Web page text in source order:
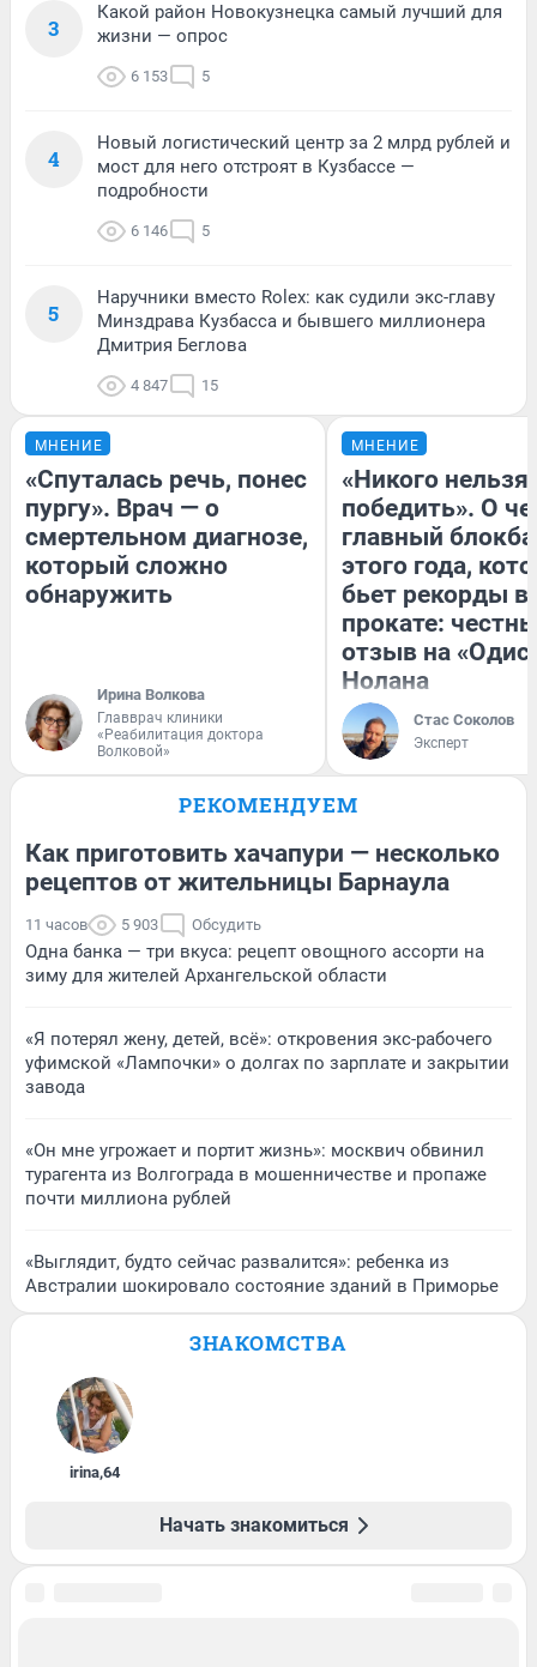
3
Какой район Новокузнецка самый лучший для
жизни — опрос
6 153 5
4
Новый логистический центр за 2 млрд рублей и
мост для него отстроят в Кузбассе —
подробности
6 146 5
5
Наручники вместо Rolex: как судили экс-главу
Минздрава Кузбасса и бывшего миллионера
Дмитрия Беглова
4 847 15
МНЕНИЕ
«Спуталась речь, понес
пургу». Врач — о
смертельном диагнозе,
который сложно
обнаружить
Ирина Волкова
Главврач клиники
«Реабилитация доктора
Волковой»
МНЕНИЕ
«Никого нельзя
победить». О
главный
этого года,
бьет рекорды в
прокате:
отзыв на
Нолана
Стас Соколов
Эксперт
РЕКОМЕНДУЕМ
Как приготовить хачапури — несколько
рецептов от жительницы Барнаула
11 часов 5 903 Обсудить
Одна банка — три вкуса: рецепт овощного ассорти на
зиму для жителей Архангельской области
«Я потерял жену, детей, всё»: откровения экс-рабочего
уфимской «Лампочки» о долгах по зарплате и закрытии
завода
«Он мне угрожает и портит жизнь»: москвич обвинил
турагента из Волгограда в мошенничестве и пропаже
почти миллиона рублей
«Выглядит, будто сейчас развалится»: ребенка из
Австралии шокировало состояние зданий в Приморье
ЗНАКОМСТВА
irina,64
Начать знакомиться